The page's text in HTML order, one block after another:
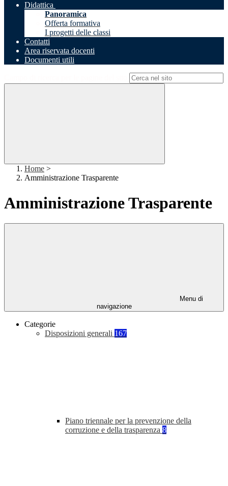
Didattica
Panoramica
Offerta formativa
I progetti delle classi
Contatti
Area riservata docenti
Documenti utili
Home >
Amministrazione Trasparente
Amministrazione Trasparente
Menu di
navigazione
Categorie
Disposizioni generali 167
Piano triennale per la prevenzione della
corruzione e della trasparenza 8